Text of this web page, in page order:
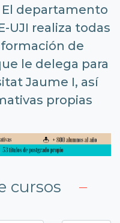
El departamento
UJI realiza todas
de
le delega para
Jaume I, así
propias
cursos